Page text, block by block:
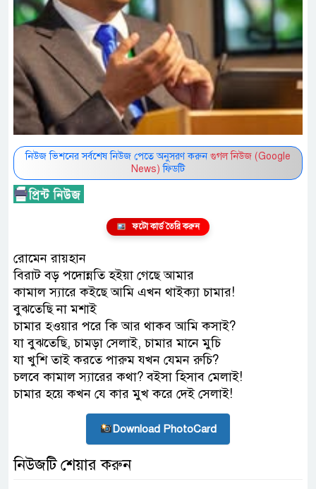
নিউজ ভিশনের সর্বশেষ নিউজ পেতে অনুসরণ করুন গুগল নিউজ (Google
News) ফিডটি
ফটো কার্ড তৈরি করুন
রোমেন রায়হান
বিরাট বড় পদোন্নতি হইয়া গেছে আমার
কামাল স্যারে কইছে আমি এখন থাইক্যা চামার!
বুঝতেছি না মশাই
চামার হওয়ার পরে কি আর থাকব আমি কসাই?
যা বুঝতেছি, চামড়া সেলাই, চামার মানে মুচি
যা খুশি তাই করতে পারুম যখন যেমন রুচি?
চলবে কামাল স্যারের কথা? বইসা হিসাব মেলাই!
চামার হয়ে কখন যে কার মুখ করে দেই সেলাই!
Download PhotoCard
নিউজটি শেয়ার করুন